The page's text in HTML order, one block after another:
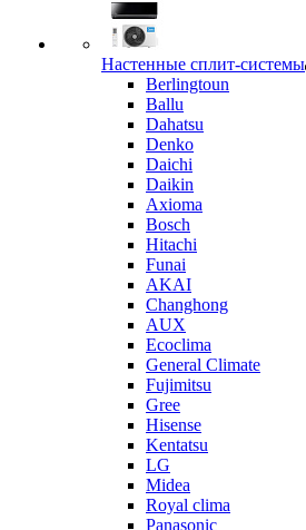
Настенные сплит-системы
Berlingtoun
Ballu
Dahatsu
Denko
Daichi
Daikin
Axioma
Bosch
Hitachi
Funai
AKAI
Changhong
AUX
Ecoclima
General Climate
Fujimitsu
Gree
Hisense
Kentatsu
LG
Midea
Royal clima
Panasonic